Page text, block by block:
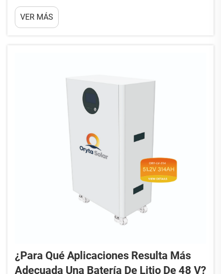
necesidades actuales de almacenamiento de energía, del
rendimiento del sistema y de sus objetivos a largo plazo. Muchos
VER MÁS
¿Para Qué Aplicaciones Resulta Más
Adecuada Una Batería De Litio De 48 V?